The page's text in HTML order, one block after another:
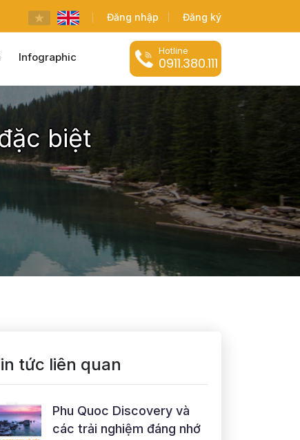
Đăng nhập Đăng ký
Infographic Hotline
0911.380.111
biệt
tức liên quan
Phu Quoc Discovery và
các trải nghiệm đáng nhớ